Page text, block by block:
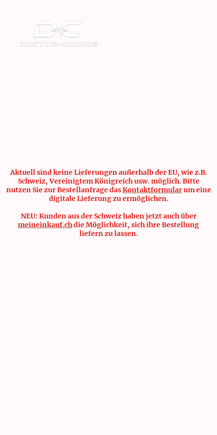
Aktuell sind keine Lieferungen außerhalb der EU, wie z.B.
Schweiz, Vereinigtem Königreich usw. möglich. Bitte
nutzen Sie zur Bestellanfrage dasKontaktformularum eine
digitale Lieferung zu ermöglichen.
NEU: Kunden aus der Schweiz haben jetzt auch über
meineinkauf.chdie Möglichkeit, sich ihre Bestellung
liefern zu lassen.